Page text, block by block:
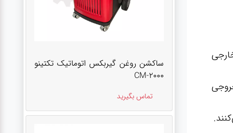
ساکشن روغن گیربکس اتوماتیک تکتینو
CM-2000
تماس بگیرید